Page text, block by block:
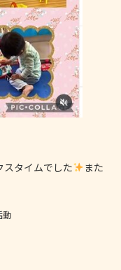
スタイムでした
また
動